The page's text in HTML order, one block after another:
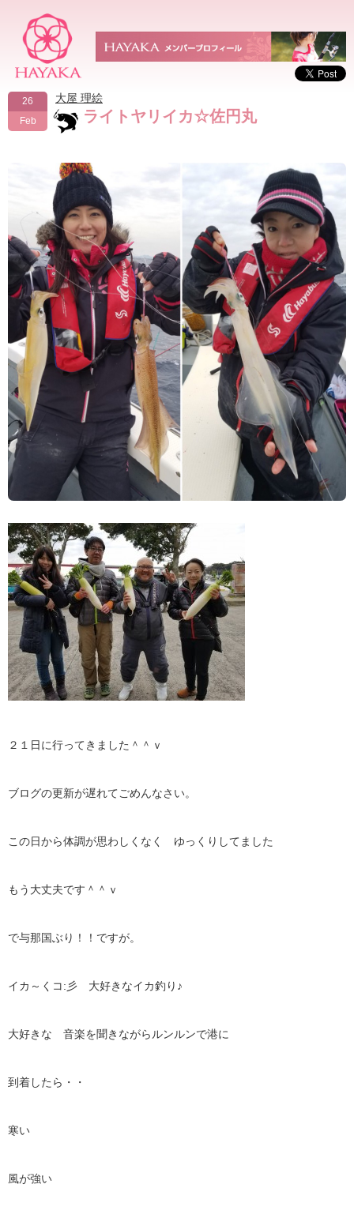
26
Feb
大屋 理絵
ライトヤリイカ☆佐円丸
２１日に行ってきました＾＾ｖ
ブログの更新が遅れてごめんなさい。
この日から体調が思わしくなく ゆっくりしてました
もう大丈夫です＾＾ｖ
で与那国ぶり！！ですが。
イカ～くコ:彡 大好きなイカ釣り♪
大好きな 音楽を聞きながらルンルンで港に
到着したら・・
寒い
風が強い